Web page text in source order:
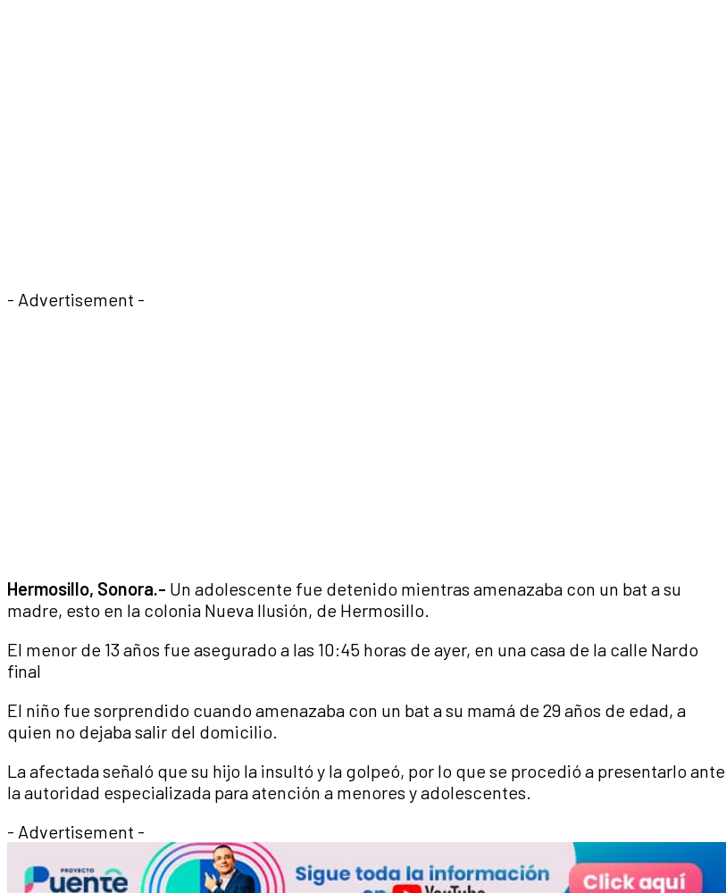
- Advertisement -
Hermosillo, Sonora.- Un adolescente fue detenido mientras amenazaba con un bat a su
madre, esto en la colonia Nueva Ilusión, de Hermosillo.
El menor de 13 años fue asegurado a las 10:45 horas de ayer, en una casa de la calle Nardo
final
El niño fue sorprendido cuando amenazaba con un bat a su mamá de 29 años de edad, a
quien no dejaba salir del domicilio.
La afectada señaló que su hijo la insultó y la golpeó, por lo que se procedió a presentarlo ante
la autoridad especializada para atención a menores y adolescentes.
- Advertisement -